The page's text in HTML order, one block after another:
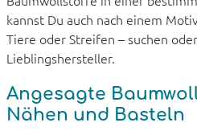
kannst Du auch nach einem
Tiere oder Streifen – suchen
Lieblingshersteller.
Angesagte
Nähen und Basteln